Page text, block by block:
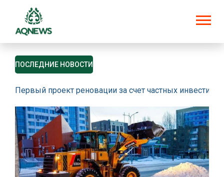
ПОСЛЕДНИЕ НОВОСТИ
Первый проект реновации за счет частных